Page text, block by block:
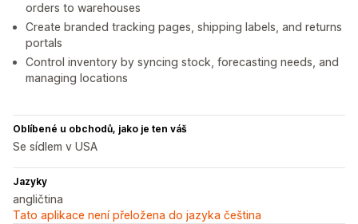
orders to warehouses
Create branded tracking pages, shipping labels, and returns
portals
Control inventory by syncing stock, forecasting needs, and
managing locations
Oblíbené u obchodů, jako je ten váš
Se sídlem v USA
Jazyky
angličtina
Tato aplikace není přeložena do jazyka čeština